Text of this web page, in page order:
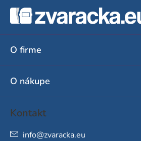
O firme
O nákupe
Kontakt
info@zvaracka.eu